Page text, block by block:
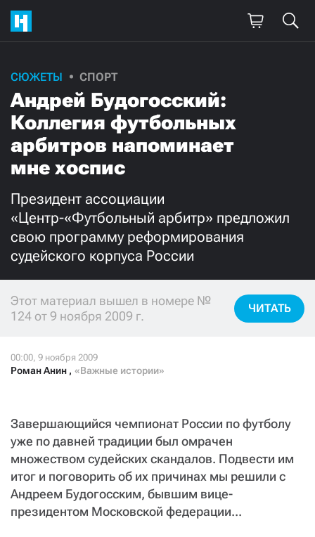
СЮЖЕТЫ СПОРТ
Андрей Будогосский:
Коллегия футбольных
арбитров напоминает
мне хоспис
Президент ассоциации
«Центр-«Футбольный арбитр» предложил
свою программу реформирования
судейского корпуса России
Этот материал вышел в номере №
124 от 9 ноября 2009 г.
ЧИТАТЬ
Роман Анин , «Важные истории»
Завершающийся чемпионат России по футболу
уже по давней традиции был омрачен
множеством судейских скандалов. Подвести им
итог и поговорить об их причинах мы решили с
Андреем Будогосским, бывшим вице-
президентом Московской федерации...
Поддержите
нашу работу!
Ежемесячно Разово
3000
500 300
я принимаю условия и подтверждаю свое гражданство РФ
СТАТЬ СОУЧАСТНИКОМ
Если у вас есть вопросы, пишите